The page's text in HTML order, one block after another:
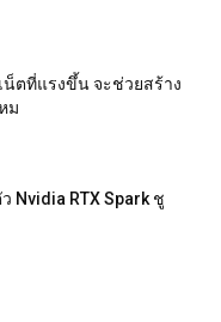
น็ตที่แรงขึ้น จะช่วยสร้าง
ม
Nvidia RTX Spark ชู